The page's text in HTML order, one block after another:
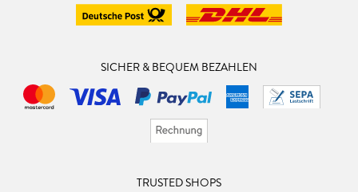
SICHER & BEQUEM BEZAHLEN
TRUSTED SHOPS